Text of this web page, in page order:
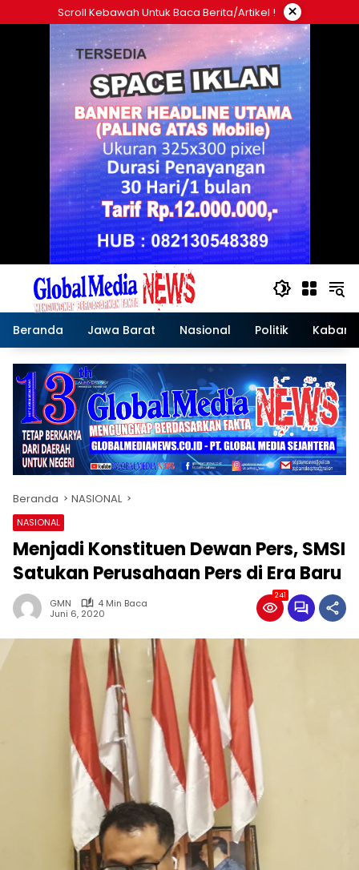
ke
Scroll Kebawah Untuk Baca Berita/artikel ! ×
Beranda Jawa Barat Nasional Politik Kabar
Beranda NASIONAL
NASIONAL
Menjadi Konstituen Dewan Pers, SMSI
Satukan Perusahaan Pers di Era Baru
GMN
4 Min Baca
Juni 6, 2020
241